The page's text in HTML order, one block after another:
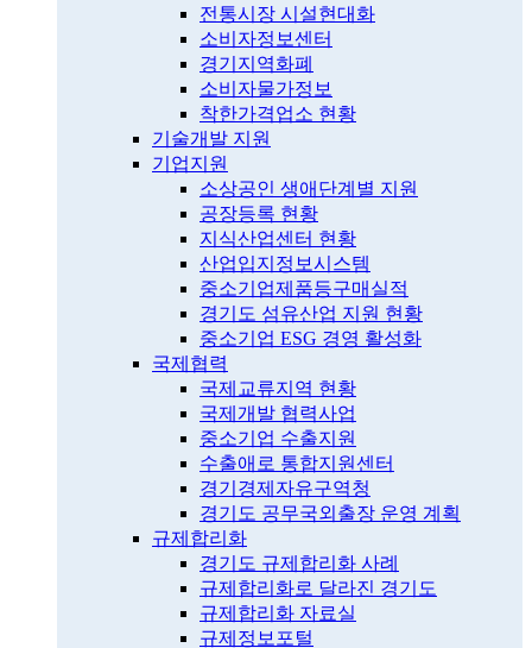
전통시장 시설현대화
소비자정보센터
경기지역화폐
소비자물가정보
착한가격업소 현황
기술개발 지원
기업지원
소상공인 생애단계별 지원
공장등록 현황
지식산업센터 현황
산업입지정보시스템
중소기업제품등구매실적
경기도 섬유산업 지원 현황
중소기업 ESG 경영 활성화
국제협력
국제교류지역 현황
국제개발 협력사업
중소기업 수출지원
수출애로 통합지원센터
경기경제자유구역청
경기도 공무국외출장 운영 계획
규제합리화
경기도 규제합리화 사례
규제합리화로 달라진 경기도
규제합리화 자료실
규제정보포털